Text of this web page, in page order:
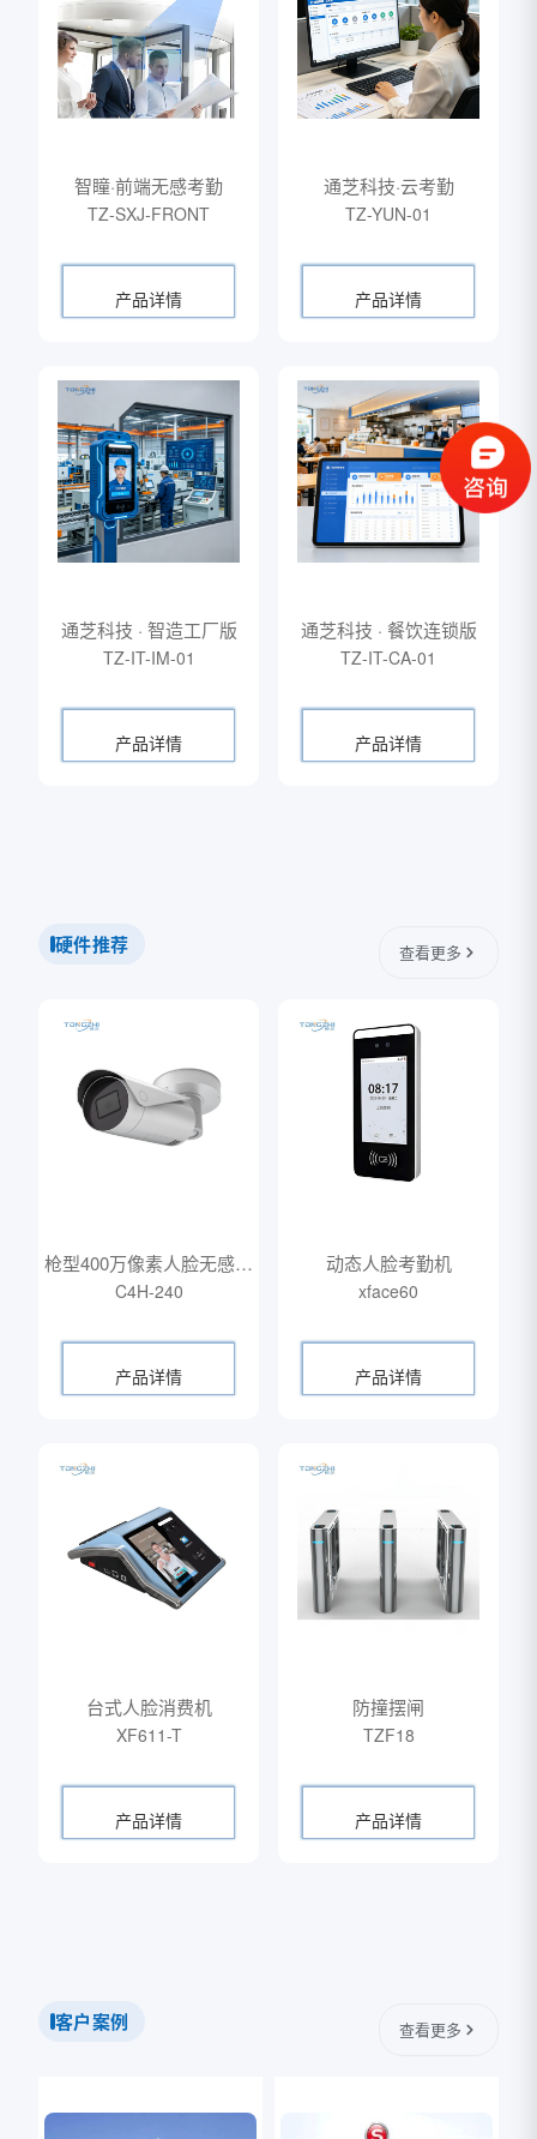
智瞳·前端无感考勤
TZ-SXJ-FRONT
产品详情
通芝科技·云考勤
TZ-YUN-01
产品详情
通芝科技 · 智造工厂版
TZ-IT-IM-01
产品详情
通芝科技 · 餐饮连锁版
TZ-IT-CA-01
产品详情
硬件推荐 查看更多
枪型400万像素人脸无感摄
像机
C4H-240
产品详情
动态人脸考勤机
xface60
产品详情
台式人脸消费机
XF611-T
产品详情
防撞摆闸
TZF18
产品详情
客户案例 查看更多